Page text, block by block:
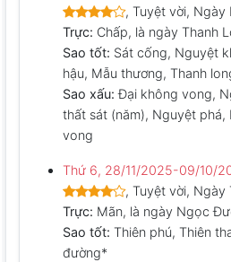
, Tuyệt vời, Ngày
Trực: Chấp, là ngày Thanh
Sao tốt: Sát cống, Nguyệt
hậu, Mẫu thương, Thanh
Sao xấu: Đại không vong,
thất sát (năm), Nguyệt phá,
vong
Thứ 6, 28/11/2025-09/10/
, Tuyệt vời, Ngày
Trực: Mãn, là ngày Ngọc
Sao tốt: Thiên phú, Thiên
đường*